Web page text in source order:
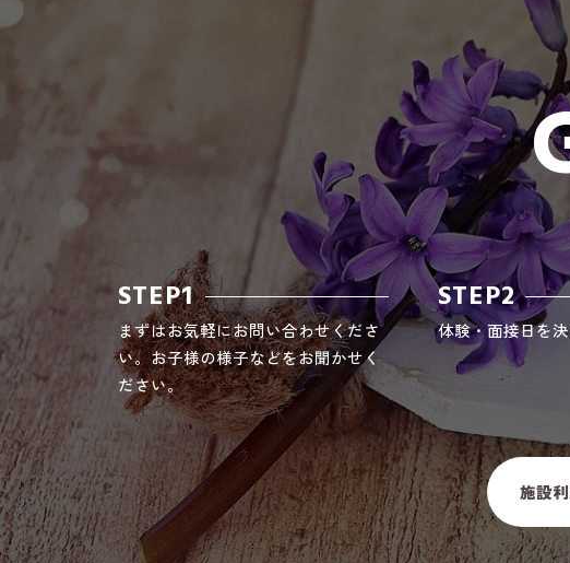
STEP1
まずはお気軽にお問い合わせくださ
い。お子様の様子などをお聞かせく
ださい。
STEP2
体験・面接日を
施設